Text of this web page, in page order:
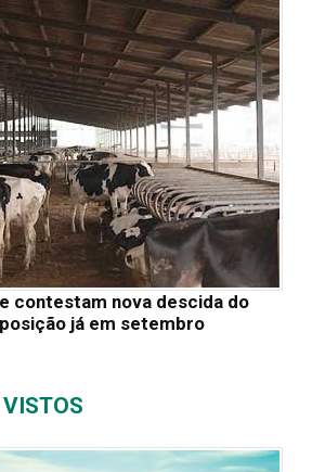
contestam nova descida do
já em setembro